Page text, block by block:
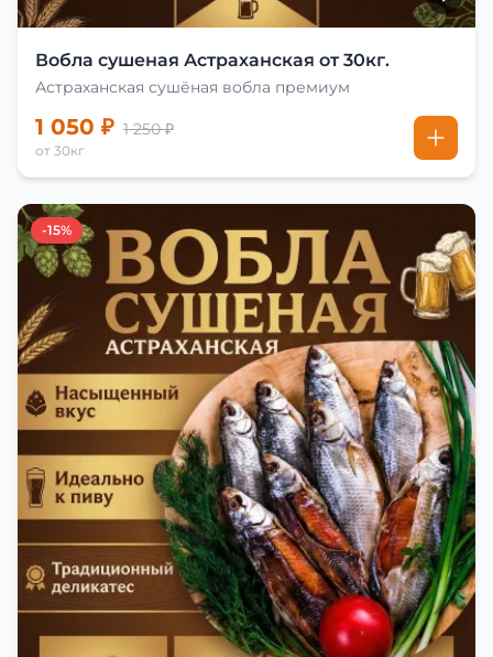
Вобла сушеная Астраханская от 30кг.
Астраханская сушёная вобла премиум
1 050 ₽ 1 250 ₽
от 30кг
-15%